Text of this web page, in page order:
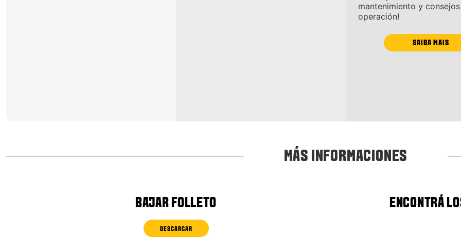
mantenimiento y
operación!
SAIBA MAIS
MÁS INFORMACIONES
BAJAR FOLLETO
DESCARGAR
ENCONTRÁ